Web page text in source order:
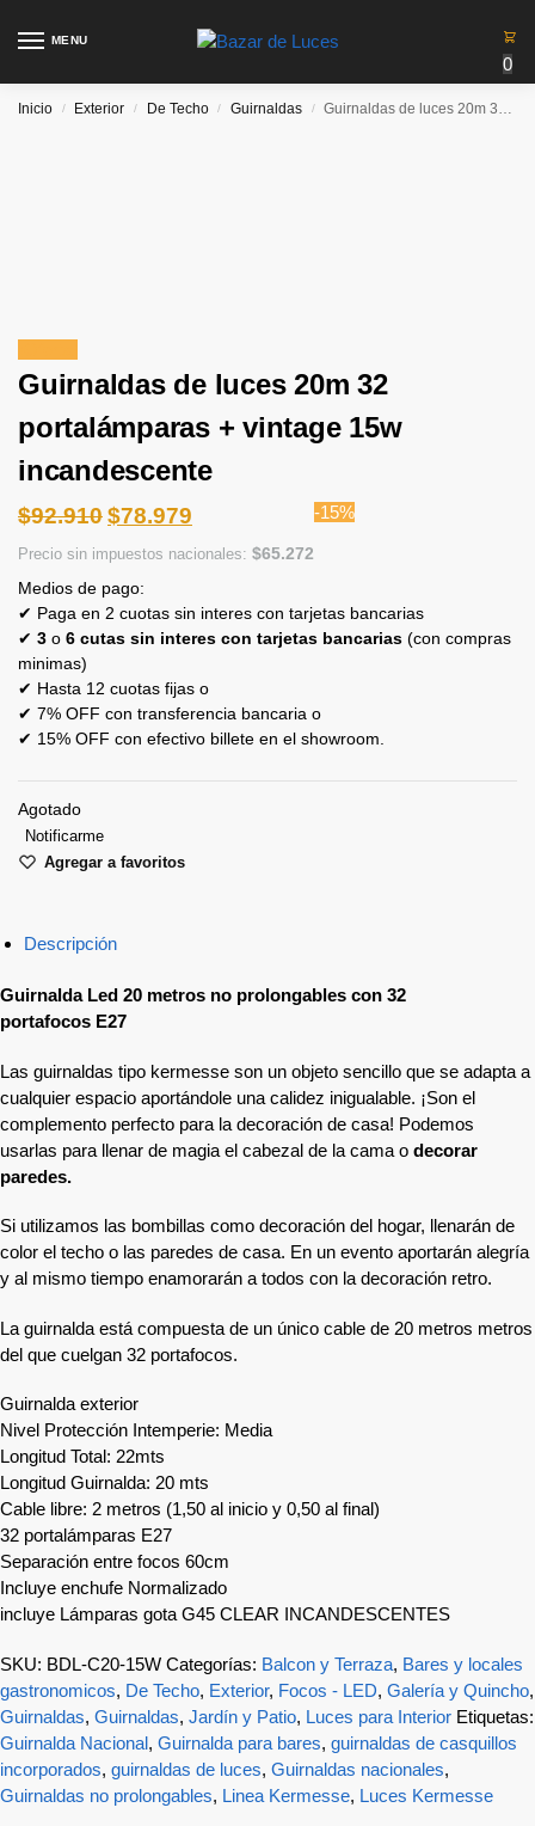
MENU
0
Inicio / Exterior / De Techo / Guirnaldas / Guirnaldas de luces 20m 32 portalámparas + vintage 15w incandescente
Guirnaldas de luces 20m 32
portalámparas + vintage 15w
incandescente
$92.910$78.979
Precio sin impuestos nacionales: $65.272
-15%
Medios de pago:
✔ Paga en 2 cuotas sin interes con tarjetas bancarias
✔ 3 o 6 cutas sin interes con tarjetas bancarias (con compras
minimas)
✔ Hasta 12 cuotas fijas o
✔ 7% OFF con transferencia bancaria o
✔ 15% OFF con efectivo billete en el showroom.
Agotado
Notificarme
Agregar a favoritos
Descripción
Guirnalda Led 20 metros no prolongables con 32
portafocos E27
Las guirnaldas tipo kermesse son un objeto sencillo que se adapta a
cualquier espacio aportándole una calidez inigualable. ¡Son el
complemento perfecto para la decoración de casa! Podemos
usarlas para llenar de magia el cabezal de la cama o decorar
paredes.
Si utilizamos las bombillas como decoración del hogar, llenarán de
color el techo o las paredes de casa. En un evento aportarán alegría
y al mismo tiempo enamorarán a todos con la decoración retro.
La guirnalda está compuesta de un único cable de 20 metros metros
del que cuelgan 32 portafocos.
Guirnalda exterior
Nivel Protección Intemperie: Media
Longitud Total: 22mts
Longitud Guirnalda: 20 mts
Cable libre: 2 metros (1,50 al inicio y 0,50 al final)
32 portalámparas E27
Separación entre focos 60cm
Incluye enchufe Normalizado
incluye Lámparas gota G45 CLEAR INCANDESCENTES
SKU: BDL-C20-15W Categorías: Balcon y Terraza, Bares y locales
gastronomicos, De Techo, Exterior, Focos - LED, Galería y Quincho,
Guirnaldas, Guirnaldas, Jardín y Patio, Luces para Interior Etiquetas:
Guirnalda Nacional, Guirnalda para bares, guirnaldas de casquillos
incorporados, guirnaldas de luces, Guirnaldas nacionales,
Guirnaldas no prolongables, Linea Kermesse, Luces Kermesse